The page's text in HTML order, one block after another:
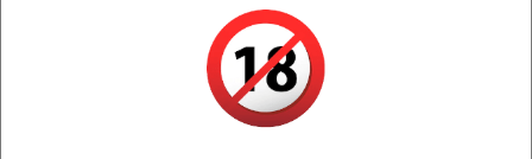
Sladká a lehce nakyslá chuť malin s ledovým podtónem.
Připomíná ovocnou tříšť plnou chuti a svěžesti.
Riot Squad (GB)
FLAVOR-RIOT-ED-REDR